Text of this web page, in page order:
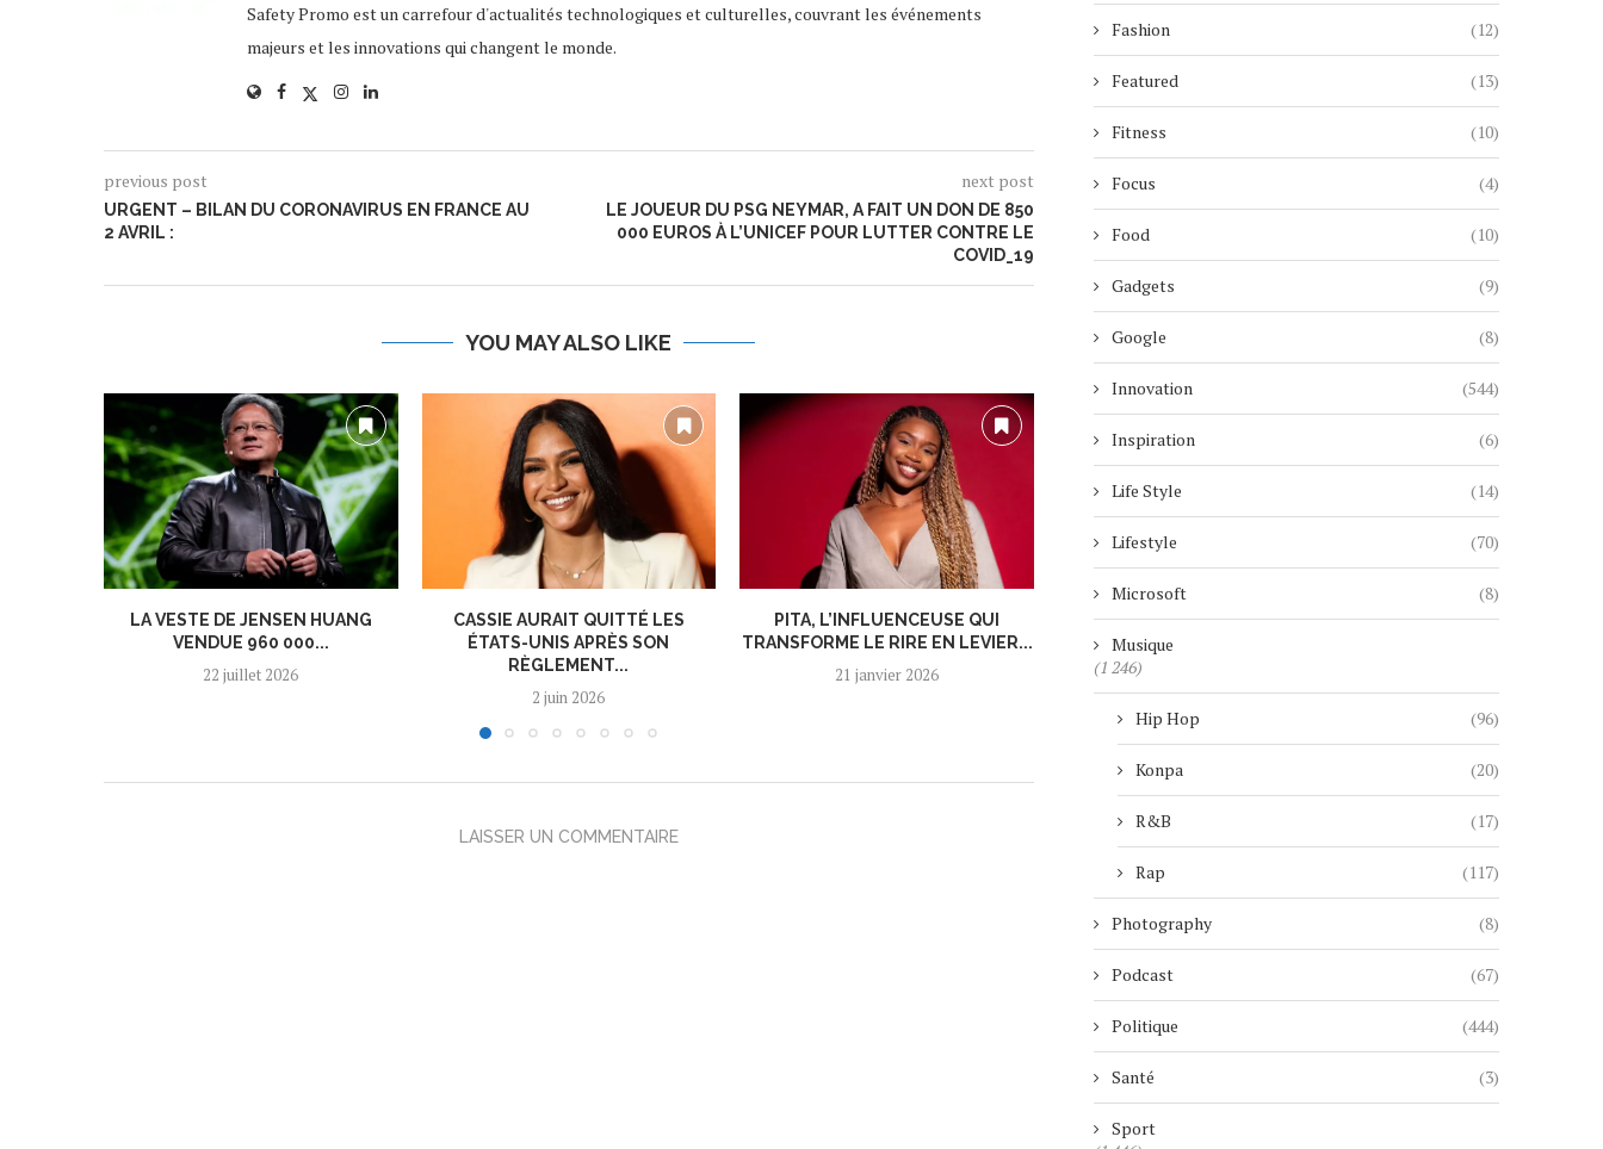
Safety Promo est un carrefour d'actualités technologiques et culturelles, couvrant les événements
majeurs et les innovations qui changent le monde.
previous post
URGENT – BILAN DU CORONAVIRUS EN FRANCE AU
2 AVRIL :
next post
LE JOUEUR DU PSG NEYMAR, A FAIT UN DON DE 850
000 EUROS À L’UNICEF POUR LUTTER CONTRE LE
COVID_19
YOU MAY ALSO LIKE
LA VESTE DE JENSEN HUANG
VENDUE 960 000...
22 juillet 2026
CASSIE AURAIT QUITTÉ LES
ÉTATS-UNIS APRÈS SON
RÈGLEMENT...
2 juin 2026
PITA, L’INFLUENCEUSE QUI
TRANSFORME LE RIRE EN LEVIER...
21 janvier 2026
CIEL DUBAI MARINA : LE PLUS
HAUT HÔTEL...
UNE RETRAITÉE
LAISSER UN COMMENTAIRE
Fashion (12)
Featured (13)
Fitness (10)
Focus (4)
Food (10)
Gadgets (9)
Google (8)
Innovation (544)
Inspiration (6)
Life Style (14)
Lifestyle (70)
Microsoft (8)
Musique
(1 246)
Hip Hop (96)
Konpa (20)
R&B (17)
Rap (117)
Photography (8)
Podcast (67)
Politique (444)
Santé (3)
Sport